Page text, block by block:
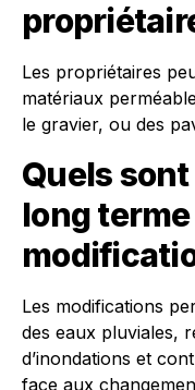
Les propriétaires
matériaux
le gravier, ou des
Quels
long
Les modifications
des eaux pluviales,
d’inondations et
face aux